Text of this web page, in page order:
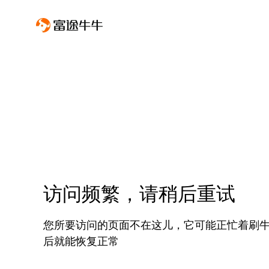
访问频繁，请稍后重试
您所要访问的页面不在这儿，它可能正忙着刷
后就能恢复正常